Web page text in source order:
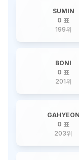
SUMIN
0 표
199위
BONI
0 표
201위
GAHYEON
0 표
203위